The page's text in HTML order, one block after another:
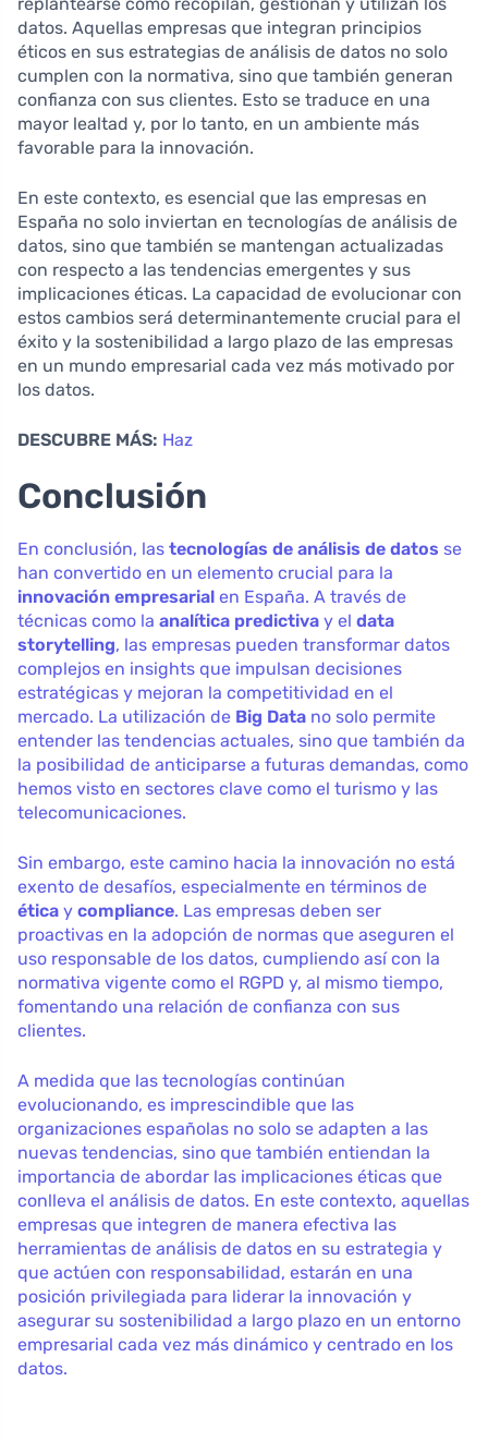
datos. Aquellas empresas que integran principios
éticos en sus estrategias de análisis de datos no solo
cumplen con la normativa, sino que también generan
confianza con sus clientes. Esto se traduce en una
mayor lealtad y, por lo tanto, en un ambiente más
favorable para la innovación.
En este contexto, es esencial que las empresas en
España no solo inviertan en tecnologías de análisis de
datos, sino que también se mantengan actualizadas
con respecto a las tendencias emergentes y sus
implicaciones éticas. La capacidad de evolucionar con
estos cambios será determinantemente crucial para el
éxito y la sostenibilidad a largo plazo de las empresas
en un mundo empresarial cada vez más motivado por
los datos.
DESCUBRE MÁS: Haz
Conclusión
En conclusión, las tecnologías de análisis de datos se
han convertido en un elemento crucial para la
innovación empresarial en España. A través de
técnicas como la analítica predictiva y el data
storytelling, las empresas pueden transformar datos
complejos en insights que impulsan decisiones
estratégicas y mejoran la competitividad en el
mercado. La utilización de Big Data no solo permite
entender las tendencias actuales, sino que también da
la posibilidad de anticiparse a futuras demandas, como
hemos visto en sectores clave como el turismo y las
telecomunicaciones.
Sin embargo, este camino hacia la innovación no está
exento de desafíos, especialmente en términos de
ética y compliance. Las empresas deben ser
proactivas en la adopción de normas que aseguren el
uso responsable de los datos, cumpliendo así con la
normativa vigente como el RGPD y, al mismo tiempo,
fomentando una relación de confianza con sus
clientes.
A medida que las tecnologías continúan
evolucionando, es imprescindible que las
organizaciones españolas no solo se adapten a las
nuevas tendencias, sino que también entiendan la
importancia de abordar las implicaciones éticas que
conlleva el análisis de datos. En este contexto, aquellas
empresas que integren de manera efectiva las
herramientas de análisis de datos en su estrategia y
que actúen con responsabilidad, estarán en una
posición privilegiada para liderar la innovación y
asegurar su sostenibilidad a largo plazo en un entorno
empresarial cada vez más dinámico y centrado en los
datos.